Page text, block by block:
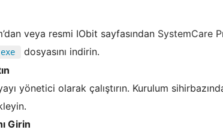
veya resmi IObit sayfasından SystemCare
dosyasını indirin.
yönetici olarak çalıştırın. Kurulum
Girin